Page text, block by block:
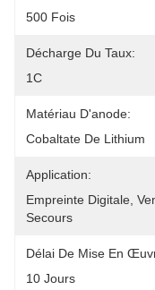
500 Fois
Décharge Du Taux:
1C
Matériau D'anode:
Cobaltate De Lithium
Application:
Empreinte Digitale,
Secours
Délai De Mise En
10 Jours